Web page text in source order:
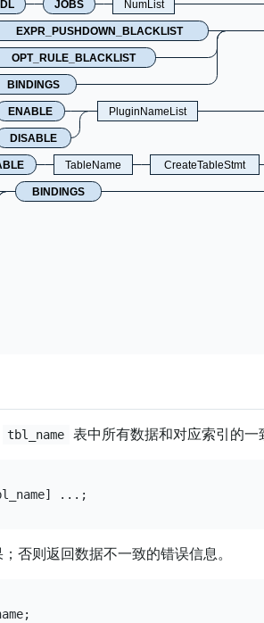
JOBS NumList
EXPR_PUSHDOWN_BLACKLIST
OPT_RULE_BLACKLIST
BINDINGS
ENABLE
DISABLE
PluginNameList
TableName CreateTableStmt
BINDINGS
tbl_name 表中所有数据和对应索引的一
否则返回数据不一致的错误信息。